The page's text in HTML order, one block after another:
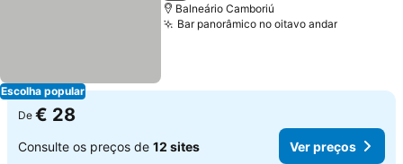
Escolha popular
Balneário Camboriú
Bar panorâmico no oitavo andarVer
De € 28
Consulte os preços de 12 sites Ver preços